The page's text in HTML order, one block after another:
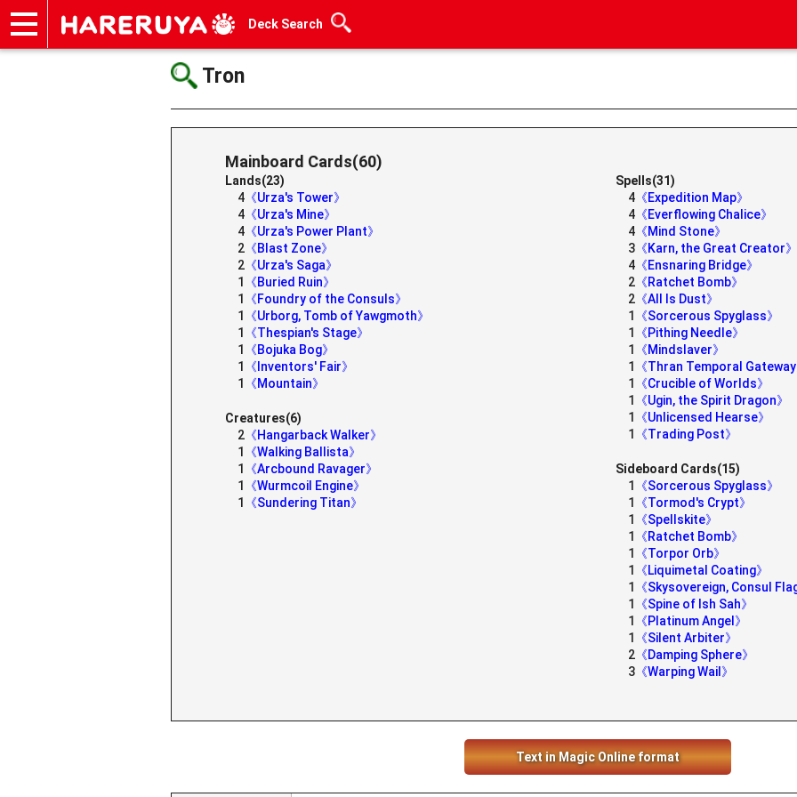
Deck Search
Tron
Mainboard Cards(60)
Lands(23)
4 《Urza's Tower》
4 《Urza's Mine》
4 《Urza's Power Plant》
2 《Blast Zone》
2 《Urza's Saga》
1
《Buried Ruin》
1
《Foundry of the Consuls》
1
《Urborg, Tomb of Yawgmoth》
1
《Thespian's Stage》
1
《Bojuka Bog》
1
《Inventors' Fair》
1
《Mountain》
Creatures(6)
2 《Hangarback Walker》
1
《Walking Ballista》
1
《Arcbound Ravager》
1
《Wurmcoil Engine》
1
《Sundering Titan》
Spells(31)
4 《Expedition Map》
4 《Everflowing Chalice》
4 《Mind Stone》
3 《Karn, the Great Creator》
4 《Ensnaring Bridge》
2 《Ratchet Bomb》
2 《All Is Dust》
1
《Sorcerous Spyglass》
1
《Pithing Needle》
1
《Mindslaver》
1
《Thran Temporal Gateway
1
《Crucible of Worlds》
1
《Ugin, the Spirit Dragon》
1
《Unlicensed Hearse》
1
《Trading Post》
Sideboard Cards(15)
1
《Sorcerous Spyglass》
1
《Tormod's Crypt》
1
《Spellskite》
1
《Ratchet Bomb》
1
《Torpor Orb》
1
《Liquimetal Coating》
1
《Skysovereign, Consul
1
《Spine of Ish Sah》
1
《Platinum Angel》
1
《Silent Arbiter》
2 《Damping Sphere》
3 《Warping Wail》
Text in Magic Online format